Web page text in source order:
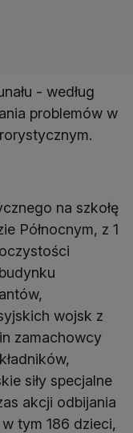
- według
problemów w
na szkołę
Północnym, z 1
wojsk z
zamachowcy
siły specjalne
akcji odbijania
tym 186 dzieci,